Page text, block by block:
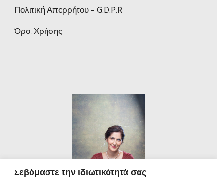
Σεβόμαστε την ιδιωτικότητά σας
Πολιτική Απορρήτου – G.D.P.R
Όροι Χρήσης